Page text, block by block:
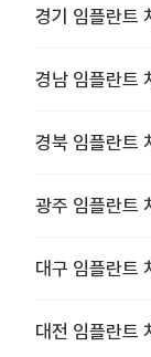
경기 임플란트
경남 임플란트
경북 임플란트
광주 임플란트
대구 임플란트
대전 임플란트